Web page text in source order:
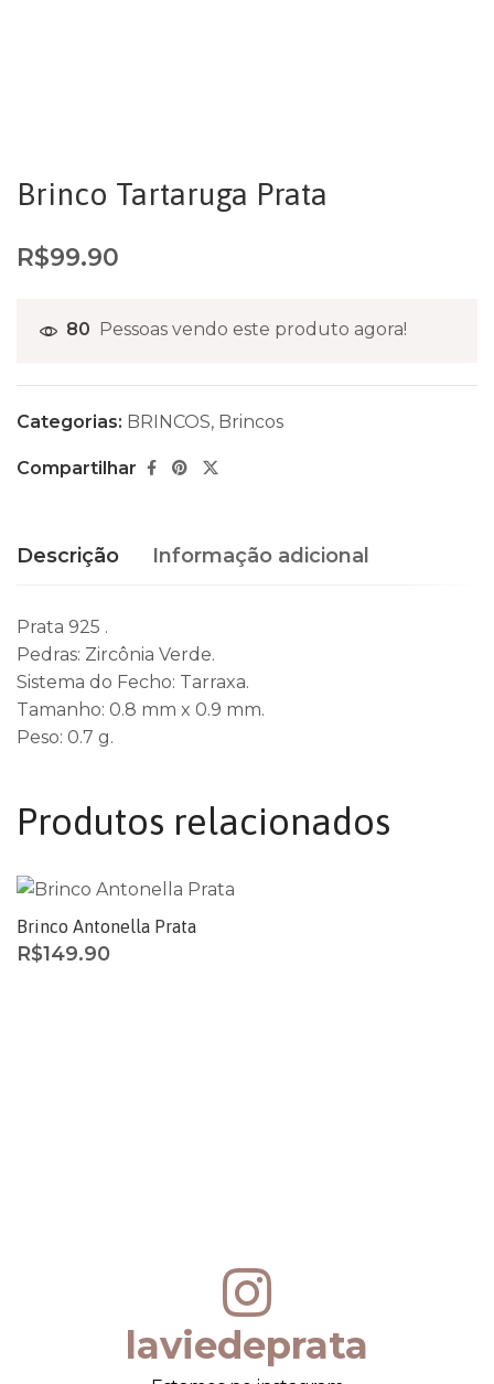
Brinco Tartaruga Prata
R$99.90
80 Pessoas vendo este produto agora!
Categorias: BRINCOS, Brincos
Compartilhar
Descrição Informação adicional
Prata 925 .
Pedras: Zircônia Verde.
Sistema do Fecho: Tarraxa.
Tamanho: 0.8 mm x 0.9 mm.
Peso: 0.7 g.
Produtos relacionados
Brinco Antonella Prata
R$149.90
laviedeprata